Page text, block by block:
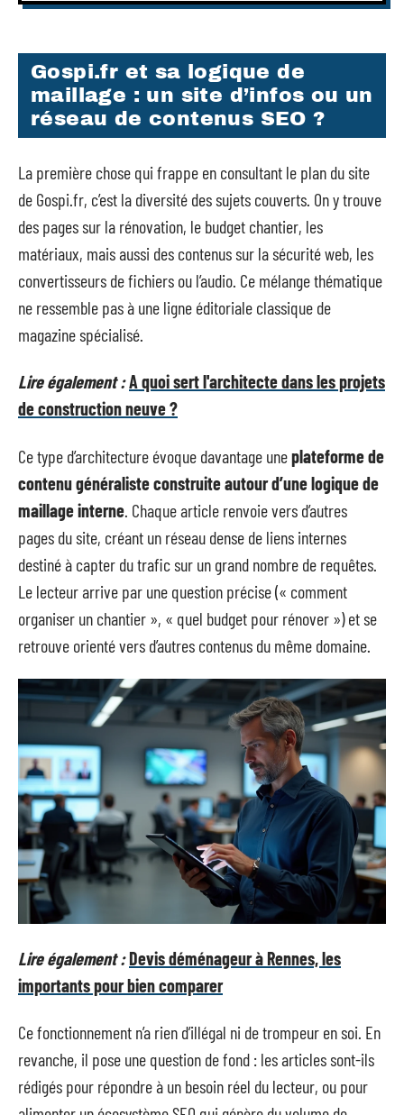
Gospi.fr et sa logique de
maillage : un site d’infos ou un
réseau de contenus SEO ?
La première chose qui frappe en consultant le plan du site
de Gospi.fr, c’est la diversité des sujets couverts. On y trouve
des pages sur la rénovation, le budget chantier, les
matériaux, mais aussi des contenus sur la sécurité web, les
convertisseurs de fichiers ou l’audio. Ce mélange thématique
ne ressemble pas à une ligne éditoriale classique de
magazine spécialisé.
Lire également :A quoi sert l'architecte dans les projets
de construction neuve ?
Ce type d’architecture évoque davantage uneplateforme de
contenu généraliste construite autour d’une logique de
maillage interne . Chaque article renvoie vers d’autres
pages du site, créant un réseau dense de liens internes
destiné à capter du trafic sur un grand nombre de requêtes.
Le lecteur arrive par une question précise (« comment
organiser un chantier », « quel budget pour rénover ») et se
retrouve orienté vers d’autres contenus du même domaine.
Lire également :Devis déménageur à Rennes, les
importants pour bien comparer
Ce fonctionnement n’a rien d’illégal ni de trompeur en soi. En
revanche, il pose une question de fond : les articles sont-ils
rédigés pour répondre à un besoin réel du lecteur, ou pour